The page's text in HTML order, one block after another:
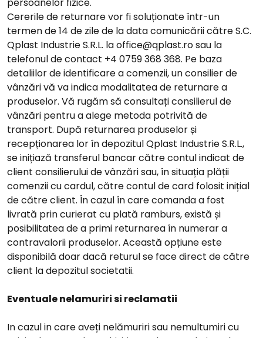
persoanelor fizice.
Cererile de returnare vor fi soluționate într-un
termen de 14 de zile de la data comunicării către S.C.
Qplast Industrie S.R.L. laoffice@qplast.rosau la
telefonul de contact +4 0759 368 368. Pe baza
detaliilor de identificare a comenzii, un consilier de
vânzări vă va indica modalitatea de returnare a
produselor. Vă rugăm să consultați consilierul de
vânzări pentru a alege metoda potrivită de
transport. După returnarea produselor și
recepționarea lor în depozitul Qplast Industrie S.R.L.,
se inițiază transferul bancar către contul indicat de
client consilierului de vânzări sau, în situația plății
comenzii cu cardul, către contul de card folosit inițial
de către client. În cazul în care comanda a fost
livrată prin curierat cu plată ramburs, există și
posibilitatea de a primi returnarea în numerar a
contravalorii produselor. Această opțiune este
disponibilă doar dacă returul se face direct de către
client la depozitul societatii.
Eventuale nelamuriri si reclamatii
In cazul in care aveți nelămuriri sau nemultumiri cu